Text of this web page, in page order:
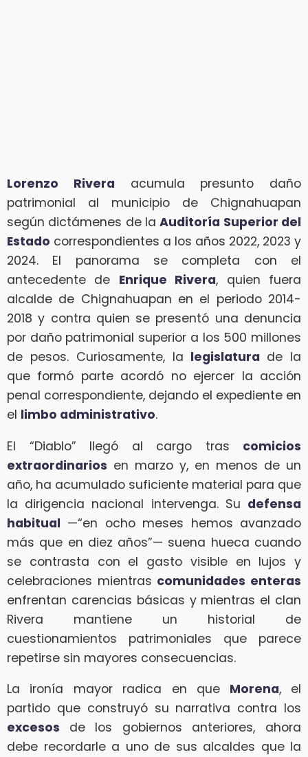
Lorenzo Rivera acumula presunto daño
patrimonial al municipio de Chignahuapan
según dictámenes de laAuditoría Superior del
Estado correspondientes a los años 2022, 2023 y
2024. El panorama se completa con el
antecedente de Enrique Rivera, quien fuera
alcalde de Chignahuapan en el periodo 2014-
2018 y contra quien se presentó una denuncia
por daño patrimonial superior a los 500 millones
de pesos. Curiosamente, la legislatura de la
que formó parte acordó no ejercer la acción
penal correspondiente, dejando el expediente en
el limbo administrativo.
El “Diablo” llegó al cargo tras comicios
extraordinarios en marzo y, en menos de un
año, ha acumulado suficiente material para que
la dirigencia nacional intervenga. Su defensa
habitual —“en ocho meses hemos avanzado
más que en diez años”— suena hueca cuando
se contrasta con el gasto visible en lujos y
celebraciones mientras comunidades enteras
enfrentan carencias básicas y mientras el clan
Rivera mantiene un historial de
cuestionamientos patrimoniales que parece
repetirse sin mayores consecuencias.
La ironía mayor radica en que Morena, el
partido que construyó su narrativa contra los
excesos de los gobiernos anteriores, ahora
debe recordarle a uno de sus alcaldes que la